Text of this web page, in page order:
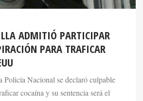
ADMITIÓ PARTICIPAR
PARA TRAFICAR
Policía Nacional se declaró culpable
cocaína y su sentencia será el